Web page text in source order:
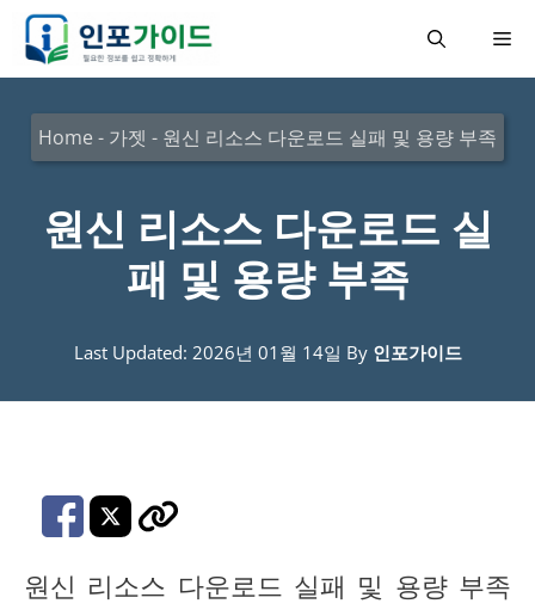
메
Home - 가젯 - 원신 리소스 다운로드 실패 및 용량 부족
원신 리소스 다운로드 실
패 및 용량 부족
Last Updated: 2026년 01월 14일 By 인포가이드
원신 리소스 다운로드 실패 및 용량 부족